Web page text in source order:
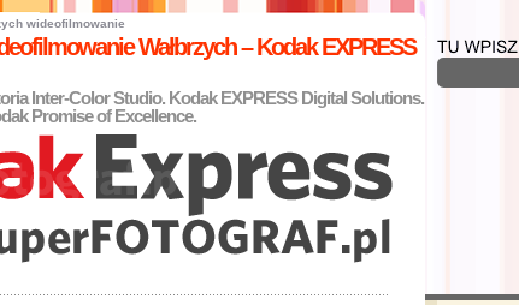
wideofilmowanie
Wałbrzych – Kodak EXPRESS
Inter-Color Studio. Kodak EXPRESS Digital Solutions.
Promise of Excellence.